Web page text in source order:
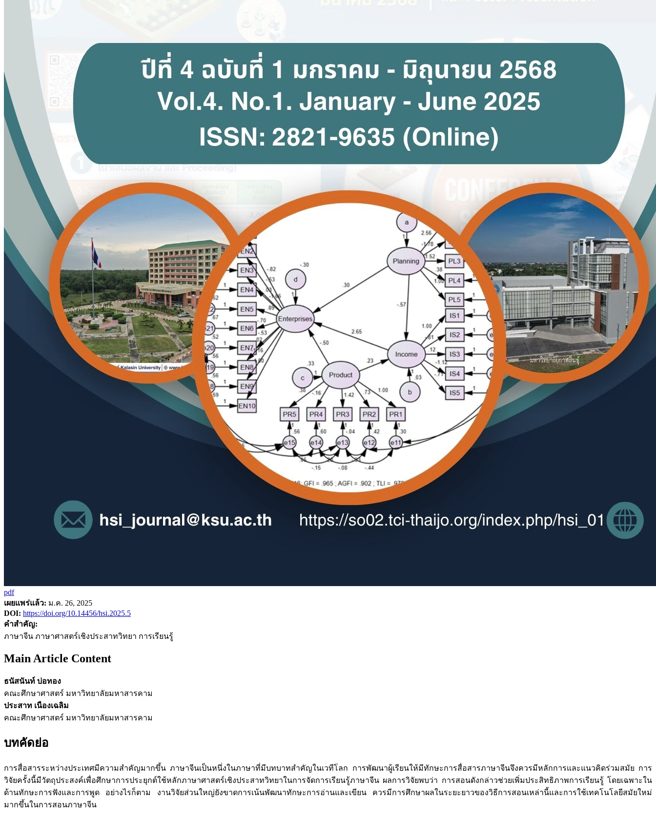
pdf
เผยแพร่แล้ว: ม.ค. 26, 2025
DOI: https://doi.org/10.14456/hsi.2025.5
คำสำคัญ:
ภาษาจีน ภาษาศาสตร์เชิงประสาทวิทยา การเรียนรู้
Main Article Content
ธนัสนันท์ บ่อทอง
คณะศึกษาศาสตร์ มหาวิทยาลัยมหาสารคาม
ประสาท เนืองเฉลิม
คณะศึกษาศาสตร์ มหาวิทยาลัยมหาสารคาม
บทคัดย่อ
การสื่อสารระหว่างประเทศมีความสำคัญมากขึ้น ภาษาจีนเป็นหนึ่งในภาษาที่มีบทบาทสำคัญในเวทีโลก การพัฒนาผู้เรียนให้มีทักษะการสื่อสารภาษาจีนจึงควรมีหลักการและแนวคิดร่วมสมัย การ
วิจัยครั้งนี้มีวัตถุประสงค์เพื่อศึกษาการประยุกต์ใช้หลักภาษาศาสตร์เชิงประสาทวิทยาในการจัดการเรียนรู้ภาษาจีน ผลการวิจัยพบว่า การสอนดังกล่าวช่วยเพิ่มประสิทธิภาพการเรียนรู้ โดยเฉพาะใน
ด้านทักษะการฟังและการพูด อย่างไรก็ตาม งานวิจัยส่วนใหญ่ยังขาดการเน้นพัฒนาทักษะการอ่านและเขียน ควรมีการศึกษาผลในระยะยาวของวิธีการสอนเหล่านี้และการใช้เทคโนโลยีสมัยใหม่
มากขึ้นในการสอนภาษาจีน